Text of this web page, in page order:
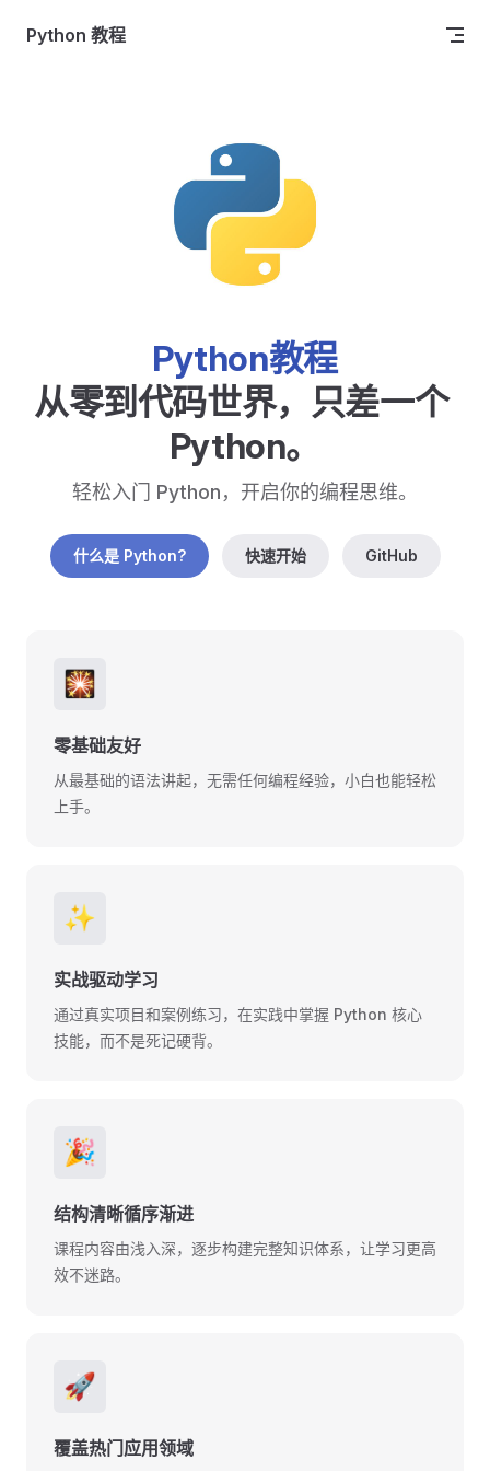
Skip to content
Python 教程
Python教程
从零到代码世界，只差一个
Python。
轻松入门 Python，开启你的编程思维。
什么是 Python? 快速开始 GitHub
🎇
零基础友好
从最基础的语法讲起，无需任何编程经验，小白也能轻松
上手。
✨
实战驱动学习
通过真实项目和案例练习，在实践中掌握 Python 核心
技能，而不是死记硬背。
🎉
结构清晰循序渐进
课程内容由浅入深，逐步构建完整知识体系，让学习更高
效不迷路。
🚀
覆盖热门应用领域